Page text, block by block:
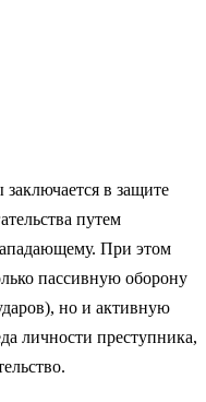
в защите
путем
При этом
пассивную оборону
но и активную
личности преступника,